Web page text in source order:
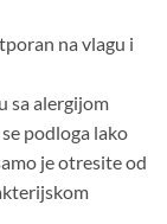
na vlagu i
sa alergijom
podloga lako
je otresite od